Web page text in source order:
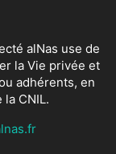
alNas use de
la Vie privée et
adhérents, en
la CNIL.